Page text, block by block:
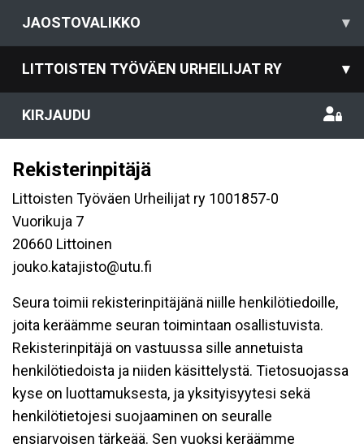
JAOSTOVALIKKO ▾
LITTOISTEN TYÖVÄEN URHEILIJAT RY ▾
KIRJAUDU
Rekisterinpitäjä
Littoisten Työväen Urheilijat ry 1001857-0
Vuorikuja 7
20660 Littoinen
jouko.katajisto@utu.fi
Seura toimii rekisterinpitäjänä niille henkilötiedoille,
joita keräämme seuran toimintaan osallistuvista.
Rekisterinpitäjä on vastuussa sille annetuista
henkilötiedoista ja niiden käsittelystä. Tietosuojassa
kyse on luottamuksesta, ja yksityisyytesi sekä
henkilötietojesi suojaaminen on seuralle
ensiarvoisen tärkeää. Sen vuoksi keräämme